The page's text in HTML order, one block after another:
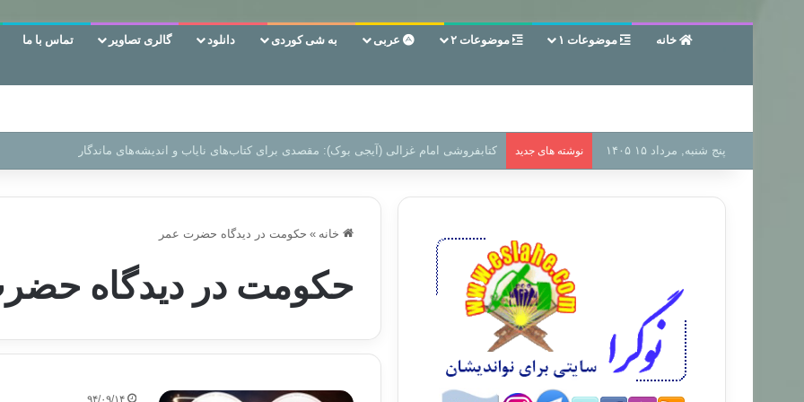
خانه موضوعات ۱ موضوعات ۲ عربی به شی کوردی دانلود گالری تصاویر تماس با ما
پنج شنبه, مرداد ۱۵ ۱۴۰۵ نوشته های جدید سر دفتر فساد در زمین‌، دوری وکناره‌گیری از راه خداست‌!
خانه » حکومت در دیدگاه حضرت عمر
حکومت در دیدگاه
۹۴/۰۹/۱۴